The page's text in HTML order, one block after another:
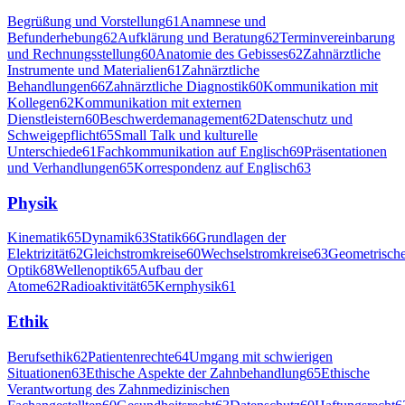
Begrüßung und Vorstellung61 Anamnese und
Befunderhebung62Aufklärung und Beratung62Terminvereinbarung
und Rechnungsstellung60Anatomie des Gebisses62Zahnärztliche
Instrumente und Materialien61 Zahnärztliche
Behandlungen66Zahnärztliche Diagnostik60Kommunikation mit
Kollegen62Kommunikation mit externen
Dienstleistern60Beschwerdemanagement62Datenschutz und
Schweigepflicht65Small Talk und kulturelle
Unterschiede61Fachkommunikation auf Englisch69Präsentationen
und Verhandlungen65Korrespondenz auf Englisch63
Physik
Kinematik65Dynamik63Statik66Grundlagen der
Elektrizität62Gleichstromkreise60Wechselstromkreise63
Optik68Wellenoptik65Aufbau der
Atome62Radioaktivität65Kernphysik61
Ethik
Berufsethik62Patientenrechte64Umgang mit schwierigen
Situationen63Ethische Aspekte der Zahnbehandlung65Ethische
Verantwortung des Zahnmedizinischen